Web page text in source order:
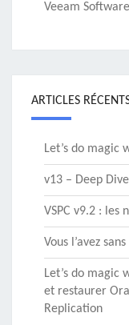
Veeam
ARTICLES
Let’s do magic
v13 – Deep
VSPC v9.2 : les
Vous l’avez
Let’s do magic
et restaurer
Replication